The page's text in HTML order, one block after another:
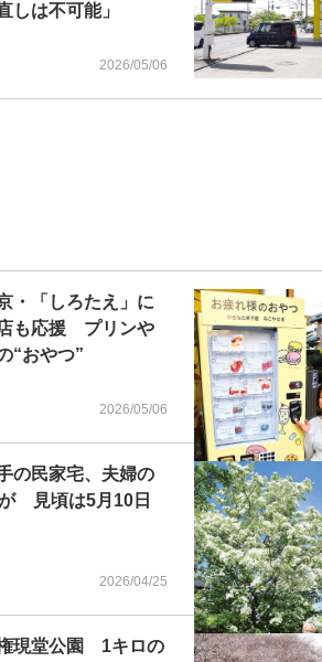
は不可能」
2026/05/06
・「しろたえ」に
も応援 プリンや
“おやつ”
2026/05/06
の民家宅、夫婦の
見頃は5月10日
2026/04/25
現堂公園 1キロの